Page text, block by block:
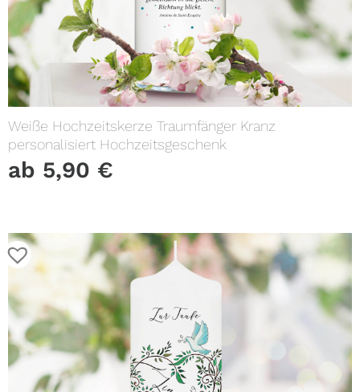
Weiße Hochzeitskerze Traumfänger Kranz
personalisiert Hochzeitsgeschenk
ab 5,90 €